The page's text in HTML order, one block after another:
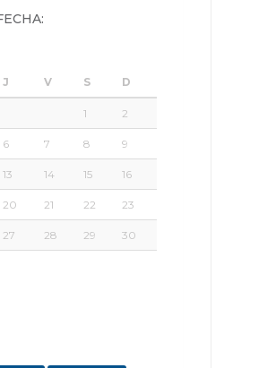
J V S D
1 2
6 7 8 9
13 14 15 16
20 21 22 23
27 28 29 30